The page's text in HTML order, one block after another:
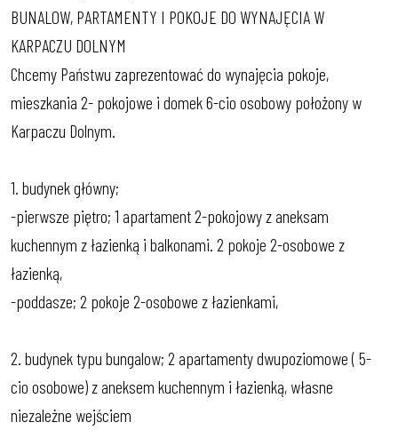
BUNALOW, PARTAMENTY I POKOJE DO WYNAJĘCIA W
KARPACZU DOLNYM
Chcemy Państwu zaprezentować do wynajęcia pokoje,
mieszkania 2- pokojowe i domek 6-cio osobowy położony w
Karpaczu Dolnym.
1. budynek główny;
-pierwsze piętro; 1 apartament 2-pokojowy z aneksam
kuchennym z łazienką i balkonami. 2 pokoje 2-osobowe z
łazienką,
-poddasze; 2 pokoje 2-osobowe z łazienkami,
2. budynek typu bungalow; 2 apartamenty dwupoziomowe ( 5-
cio osobowe) z aneksem kuchennym i łazienką, własne
niezależne wejściem